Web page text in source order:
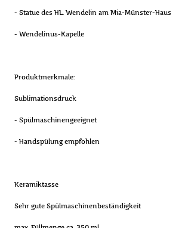
- Statue des HL. Wendelin am Mia-Münster-Haus
- Wendelinus-Kapelle
Produktmerkmale:
Sublimationsdruck
- Spülmaschinengeeignet
- Handspülung empfohlen
Keramiktasse
Sehr gute Spülmaschinenbeständigkeit